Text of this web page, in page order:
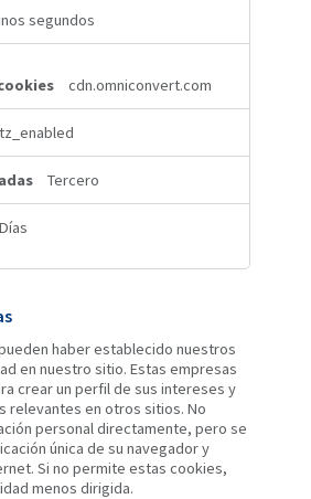
segundos
cdn.omniconvert.com
Tercero
haber establecido nuestros
en nuestro sitio. Estas empresas
crear un perfil de sus intereses y
relevantes en otros sitios. No
personal directamente, pero se
única de su navegador y
Si no permite estas cookies,
menos dirigida.